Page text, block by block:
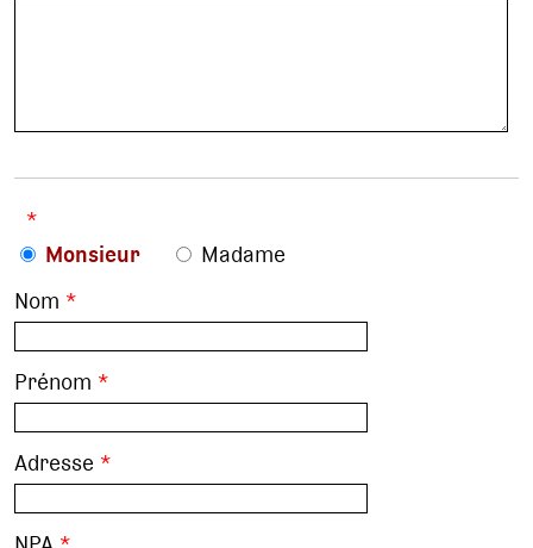
*
Monsieur
Madame
Nom *
Prénom *
Adresse *